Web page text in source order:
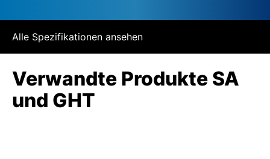
Alle Spezifikationen ansehen
Verwandte Produkte SA
und GHT